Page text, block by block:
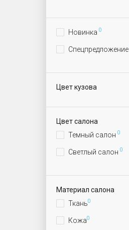
Новинка 0
Спецпредложение
Цвет кузова
Цвет салона
Темный салон 0
Светлый салон 0
Материал салона
Ткань0
Кожа0